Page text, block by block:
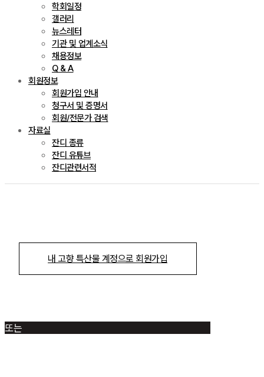
학회일정
갤러리
뉴스레터
기관 및 업계소식
채용정보
Q & A
회원정보
회원가입 안내
청구서 및 증명서
회원/전문가 검색
자료실
잔디 종류
잔디 유튜브
잔디관련서적
내 고향 특산물 계정으로 회원가입
또는